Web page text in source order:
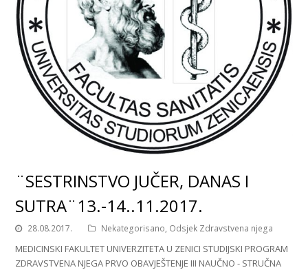
¨SESTRINSTVO JUČER, DANAS I
SUTRA¨13.-14..11.2017.
28.08.2017. Nekategorisano, Odsjek Zdravstvena njega
MEDICINSKI FAKULTET UNIVERZITETA U ZENICI STUDIJSKI PROGRAM
ZDRAVSTVENA NJEGA PRVO OBAVJEŠTENJE III NAUČNO - STRUČNA